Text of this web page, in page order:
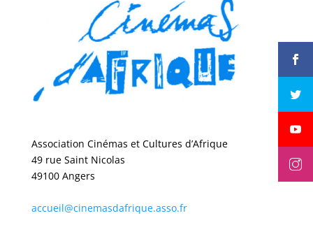
Association Cinémas et Cultures d’Afrique
49 rue Saint Nicolas
49100 Angers
accueil@cinemasdafrique.asso.fr